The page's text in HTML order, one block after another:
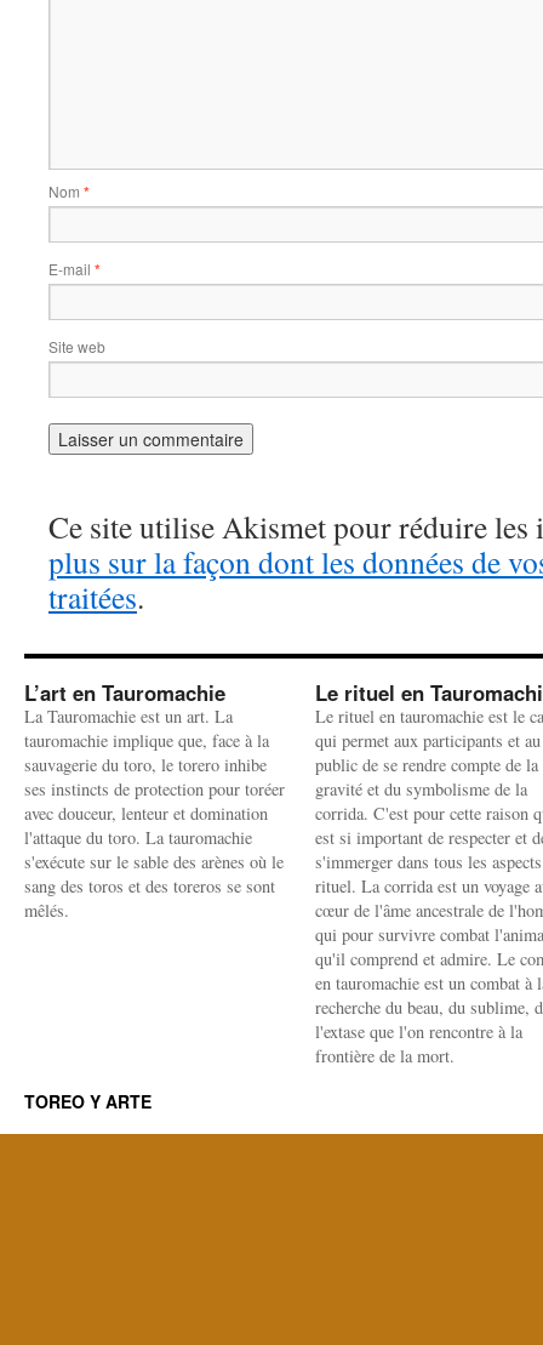
Nom *
E-mail *
Site web
Ce site utilise Akismet pour réduire les
plus sur la façon dont les données de
traitées.
L’art en Tauromachie
La Tauromachie est un art. La
tauromachie implique que, face à la
sauvagerie du toro, le torero inhibe
ses instincts de protection pour toréer
avec douceur, lenteur et domination
l'attaque du toro. La tauromachie
s'exécute sur le sable des arènes où le
sang des toros et des toreros se sont
mêlés.
Le rituel en
Le rituel en tauromachie est le
qui permet aux participants et au
public de se rendre compte de la
gravité et du symbolisme de la
corrida. C'est pour cette raison
est si important de respecter et
s'immerger dans tous les
rituel. La corrida est un voyage
cœur de l'âme ancestrale de
qui pour survivre combat
qu'il comprend et admire. Le
en tauromachie est un combat à
recherche du beau, du sublime,
l'extase que l'on rencontre à la
frontière de la mort.
TOREO Y ARTE